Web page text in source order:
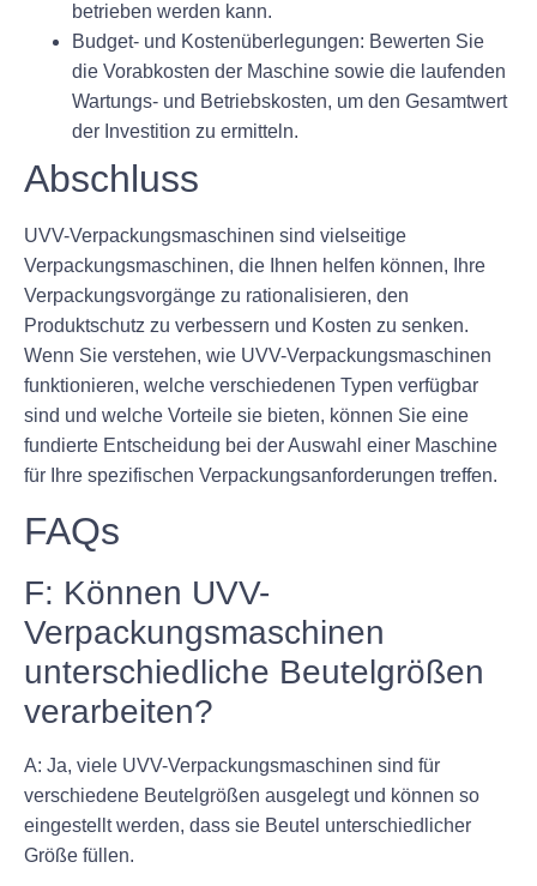
betrieben werden kann.
Budget- und Kostenüberlegungen: Bewerten Sie
die Vorabkosten der Maschine sowie die laufenden
Wartungs- und Betriebskosten, um den Gesamtwert
der Investition zu ermitteln.
Abschluss
UVV-Verpackungsmaschinen sind vielseitige
Verpackungsmaschinen, die Ihnen helfen können, Ihre
Verpackungsvorgänge zu rationalisieren, den
Produktschutz zu verbessern und Kosten zu senken.
Wenn Sie verstehen, wie UVV-Verpackungsmaschinen
funktionieren, welche verschiedenen Typen verfügbar
sind und welche Vorteile sie bieten, können Sie eine
fundierte Entscheidung bei der Auswahl einer Maschine
für Ihre spezifischen Verpackungsanforderungen treffen.
FAQs
F: Können UVV-
Verpackungsmaschinen
unterschiedliche Beutelgrößen
verarbeiten?
A: Ja, viele UVV-Verpackungsmaschinen sind für
verschiedene Beutelgrößen ausgelegt und können so
eingestellt werden, dass sie Beutel unterschiedlicher
Größe füllen.